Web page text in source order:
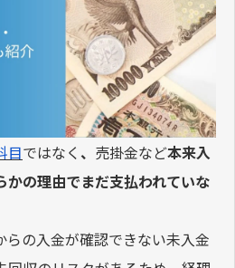
目ではなく 、 売掛金など本来入
かの理由でまだ支払われていな
の入金が確認できない未入金